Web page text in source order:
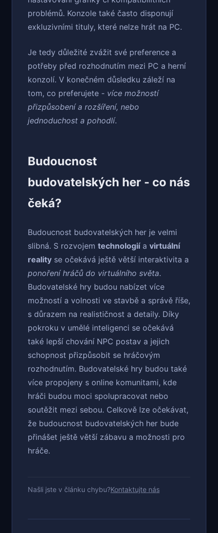
problémů. Konzole také často disponují
exkluzivními tituly, které nelze hrát na PC.
Je tedy důležité zvážit své preference a
potřeby před rozhodnutím mezi PC a herní
konzolí. V konečném důsledku záleží na
tom, co preferujete - více možností
přizpůsobení a rozšíření, nebo
jednoduchost a pohodlí.
Budoucnost
budovatelských her - co nás
čeká?
Budoucnost budovatelských her je velmi
slibná. S rozvojem technologiía virtuální
reality se očekává ještě větší interaktivita a
ponoření hráčů do virtuálního světa.
Budovatelské hry budou nabízet více
možností a volnosti ve stavbě a správě říše,
s důrazem na realističnost a detaily. Díky
pokroku v umělé inteligenci se očekává
také lepší chování NPC postav a jejich
schopnost přizpůsobit se hráčovým
rozhodnutím. Budovatelské hry budou také
více propojeny s online komunitami, kde
hráči budou moci spolupracovat nebo
soutěžit mezi sebou. Celkově lze očekávat,
že budoucnost budovatelských her bude
přinášet ještě větší zábavu a možnosti pro
hráče.
Našli jste v článku chybu?Kontaktujte nás